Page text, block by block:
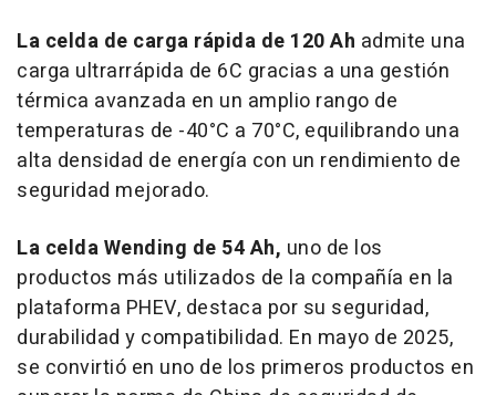
La celda de carga rápida de 120 Ah admite una
carga ultrarrápida de 6C gracias a una gestión
térmica avanzada en un amplio rango de
temperaturas de -40°C a 70°C, equilibrando una
alta densidad de energía con un rendimiento de
seguridad mejorado.
La celda Wending de 54 Ah, uno de los
productos más utilizados de la compañía en la
plataforma PHEV, destaca por su seguridad,
durabilidad y compatibilidad. En mayo de 2025,
se convirtió en uno de los primeros productos en